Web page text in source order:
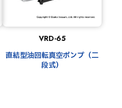
VRD-65
直結型油回転真空ポンプ（二
段式）